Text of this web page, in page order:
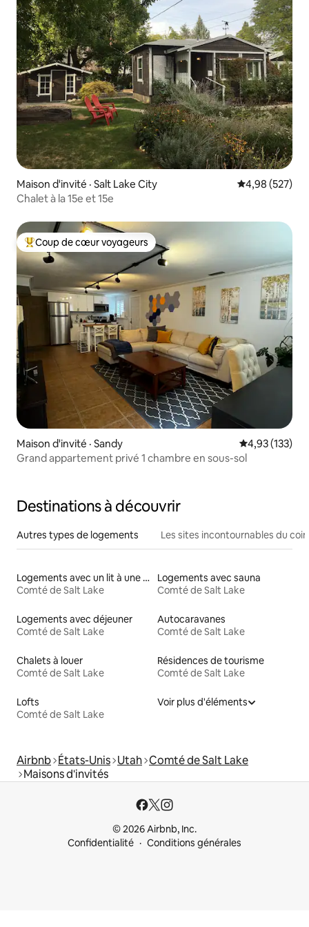
Maison d'invité · Salt Lake City Note
4,98 (527)
Chalet à la 15e et 15e
Coup de cœur voyageurs parmi les plus aimés
Coup de cœur voyageurs
Maison d'invité · Sandy Note
4,93 (133)
Grand appartement privé 1 chambre en sous-sol
Destinations à découvrir
Autres types de logements Les sites incontournables du coin
Logements avec un lit à une hauteur accessible
Comté de Salt Lake
Logements avec sauna
Comté de Salt Lake
Logements avec déjeuner
Comté de Salt Lake
Autocaravanes
Comté de Salt Lake
Chalets à louer
Comté de Salt Lake
Résidences de tourisme
Comté de Salt Lake
Lofts
Comté de Salt Lake
Voir plus d'éléments
Airbnb États-Unis Utah Comté de Salt Lake
Maisons d'invités
© 2026 Airbnb, Inc.
Confidentialité
Conditions générales